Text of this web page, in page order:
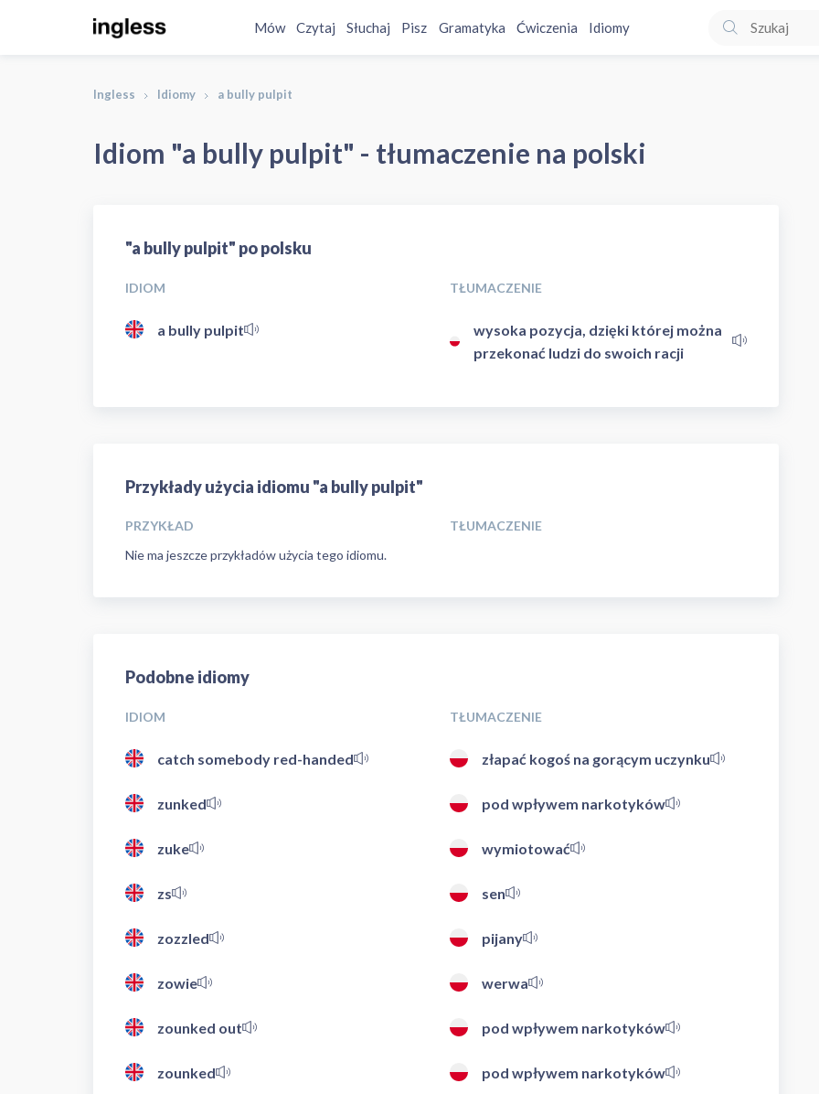
Mów Czytaj Słuchaj Pisz Gramatyka Ćwiczenia Idiomy
Ingless Idiomy a bully pulpit
Idiom "a bully pulpit" - tłumaczenie na polski
"a bully pulpit" po polsku
IDIOM TŁUMACZENIE
a bully pulpit
wysoka pozycja, dzięki której można
przekonać ludzi do swoich racji
Przykłady użycia idiomu "a bully pulpit"
PRZYKŁAD
TŁUMACZENIE
Nie ma jeszcze przykładów użycia tego idiomu.
Podobne idiomy
IDIOM TŁUMACZENIE
catch somebody red-handed złapać kogoś na gorącym uczynku
zunked pod wpływem narkotyków
zuke wymiotować
zs sen
zozzled pijany
zowie werwa
zounked out pod wpływem narkotyków
zounked pod wpływem narkotyków